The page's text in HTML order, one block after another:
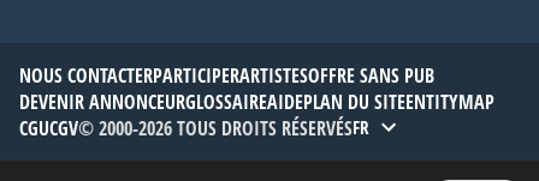
NOUS CONTACTERPARTICIPERARTISTESOFFRE SANS PUB
DEVENIR ANNONCEURGLOSSAIREAIDEPLAN DU SITEENTITYMAP
CGUCGV© 2000-2026 TOUS DROITS RÉSERVÉSFR